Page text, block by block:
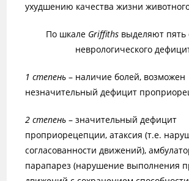
ухудшению качества жизни
По шкале Griffiths выделяют пять
неврологического
1 степень – наличие болей, возможен
незначительный дефицит
2 степень – значительный дефицит
проприорецепции, атаксия (т.е.
согласованности движений),
парапарез (нарушение выполнения